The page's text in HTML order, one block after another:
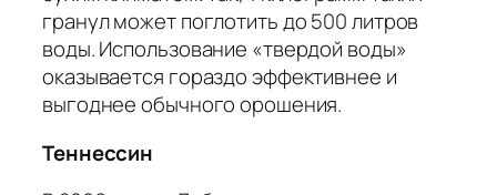
гранул может поглотить до 500 литров
воды. Использование «твердой воды»
оказывается гораздо эффективнее и
выгоднее обычного орошения.
Теннессин